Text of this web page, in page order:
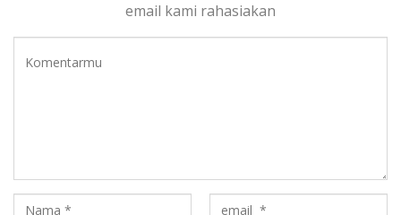
email kami rahasiakan